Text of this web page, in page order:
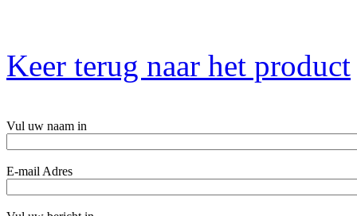
Keer terug naar het product
Vul uw naam in
E-mail Adres